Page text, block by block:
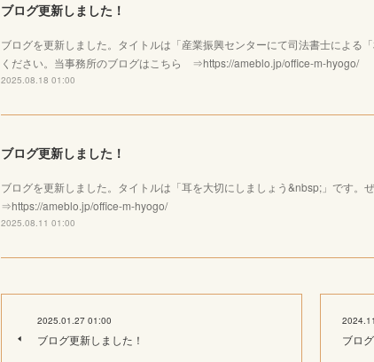
ブログ更新しました！
ブログを更新しました。タイトルは「産業振興センターにて司法書士による
ください。当事務所のブログはこちら ⇒https://ameblo.jp/office-m-hyogo/
2025.08.18 01:00
ブログ更新しました！
ブログを更新しました。タイトルは「耳を大切にしましょう&nbsp;」です
⇒https://ameblo.jp/office-m-hyogo/
2025.08.11 01:00
2025.01.27 01:00
ブログ更新しました！ ブロ